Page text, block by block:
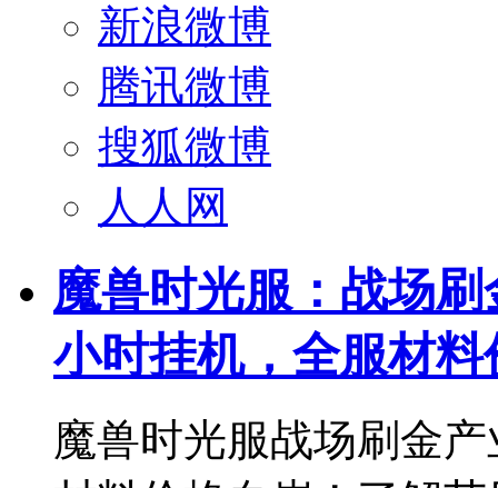
新浪微博
腾讯微博
搜狐微博
人人网
魔兽时光服：战场
小时挂机，全服材料
魔兽时光服战场刷金